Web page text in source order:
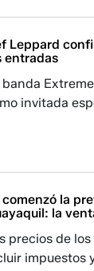
Leppard
entradas
banda
invitada
comenzó la
la
precios de
impuestos